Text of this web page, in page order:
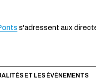
s'adressent aux
ET LES ÉVÈNEMENTS